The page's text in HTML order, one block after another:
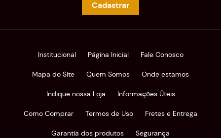
Cadastrar
Institucional Página Inicial Fale Conosco
Mapa do Site Quem Somos Onde estamos
Indique nossa Loja Informações Úteis
Como Comprar Termos de Uso Fretes e Entrega
Garantia dos produtos Segurança